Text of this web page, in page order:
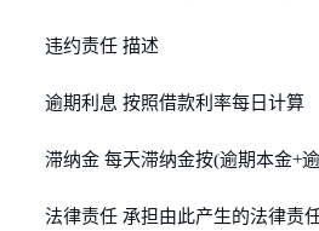
违约责任 描述
逾期利息 按照借款利率每日计算
滞纳金 每天滞纳金按(逾期本金+
法律责任 承担由此产生的法律责